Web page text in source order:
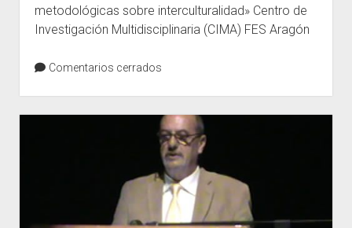
metodológicas sobre interculturalidad» Centro de
Investigación Multidisciplinaria (CIMA) FES Aragón
Comentarios cerrados